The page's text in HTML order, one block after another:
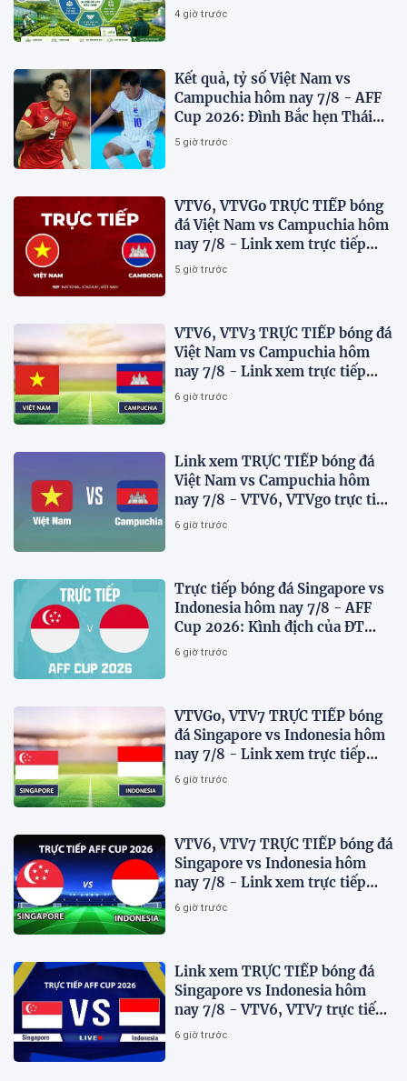
CHUYỂN ĐỔI KÉP VÀ PHÁT
4 giờ trước
Kết quả, tỷ số Việt Nam vs
Campuchia hôm nay 7/8 - AFF
Cup 2026: Đình Bắc hẹn Thái
Lan ở chung kết?
5 giờ trước
VTV6, VTVGo TRỰC TIẾP bóng
đá Việt Nam vs Campuchia hôm
nay 7/8 - Link xem trực tiếp
AFF Cup 2026 mới nhất
5 giờ trước
VTV6, VTV3 TRỰC TIẾP bóng đá
Việt Nam vs Campuchia hôm
nay 7/8 - Link xem trực tiếp
AFF Cup 2026 mới nhất
6 giờ trước
Link xem TRỰC TIẾP bóng đá
Việt Nam vs Campuchia hôm
nay 7/8 - VTV6, VTVgo trực tiếp
AFF Cup 2026
6 giờ trước
Trực tiếp bóng đá Singapore vs
Indonesia hôm nay 7/8 - AFF
Cup 2026: Kình địch của ĐT
Việt Nam thua đau?
6 giờ trước
VTVGo, VTV7 TRỰC TIẾP bóng
đá Singapore vs Indonesia hôm
nay 7/8 - Link xem trực tiếp
AFF Cup 2026 mới nhất
6 giờ trước
VTV6, VTV7 TRỰC TIẾP bóng đá
Singapore vs Indonesia hôm
nay 7/8 - Link xem trực tiếp
AFF Cup 2026 mới nhất
6 giờ trước
Link xem TRỰC TIẾP bóng đá
Singapore vs Indonesia hôm
nay 7/8 - VTV6, VTV7 trực tiếp
AFF Cup 2026
6 giờ trước